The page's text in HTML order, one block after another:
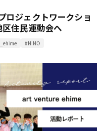
ロジェクトワークショ
区住民運動会へ
#NINO